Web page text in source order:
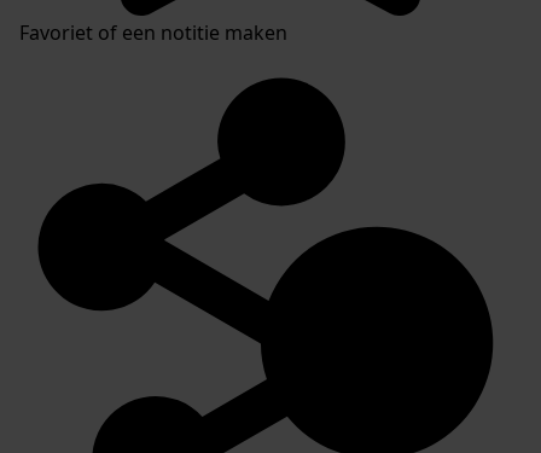
Favoriet of een notitie maken